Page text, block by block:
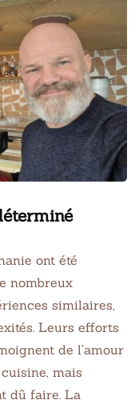
ont été
nombreux
similaires,
Leurs efforts
de l’amour
mais
dû faire. La